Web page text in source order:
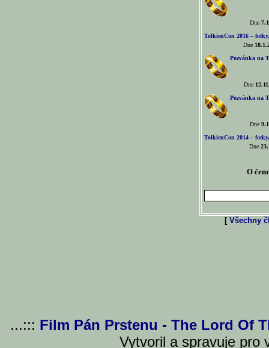
Dne
TolkienCon 2016 –
Dne
Pozvánka na
Dne
Pozvánka na
Dne
TolkienCon 2014 –
Dne
O
[ Všechny
...::: Film Pán Prstenu - The Lord Of
Vytvoril a spravuje pro